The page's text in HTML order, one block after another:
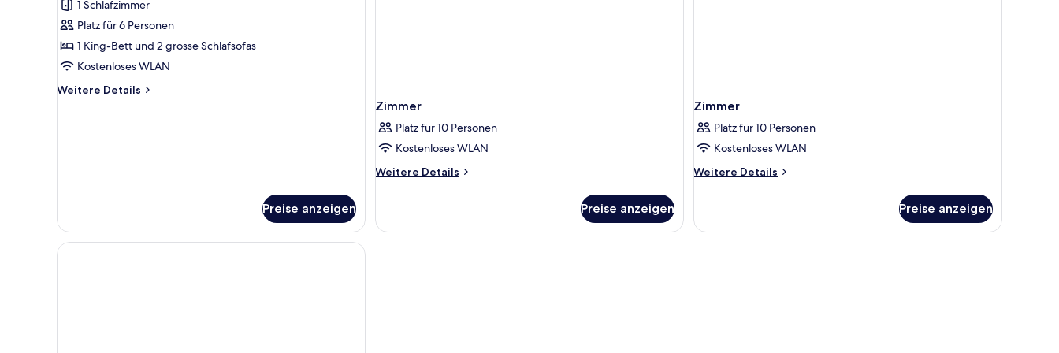
anzeigen
1 Schlafzimmer
Platz für 6 Personen
1 King-Bett und 2 grosse Schlafsofas
Kostenloses WLAN
Weitere Details
Weitere
Preise anzeigen
Zimmer
Platz für 10 Personen
Kostenloses WLAN
Weitere Details
Weitere
Preise anzeigen
Zimmer
Platz für 10 Personen
Kostenloses WLAN
Weitere Details
Weitere
Preise anzeigen